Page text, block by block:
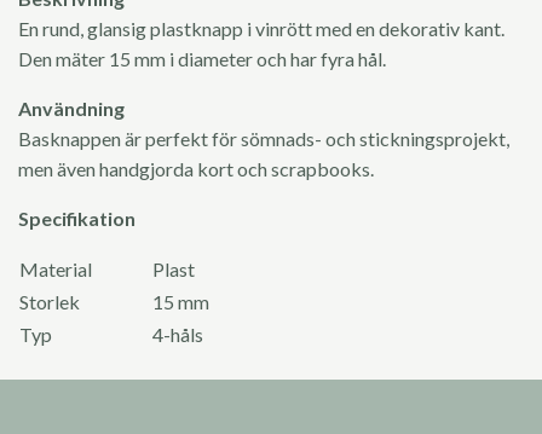
En rund, glansig plastknapp i vinrött med en dekorativ kant.
Den mäter 15 mm i diameter och har fyra hål.
Användning
Basknappen är perfekt för sömnads- och stickningsprojekt,
men även handgjorda kort och scrapbooks.
Specifikation
Material
Plast
Storlek
15 mm
Typ
4-håls